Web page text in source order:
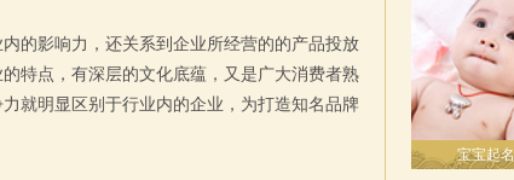
的影响力，还关系到企业所经营的的产品投放
特点，有深层的文化底蕴，又是广大消费者熟
就明显区别于行业内的企业，为打造知名品牌
宝宝起名